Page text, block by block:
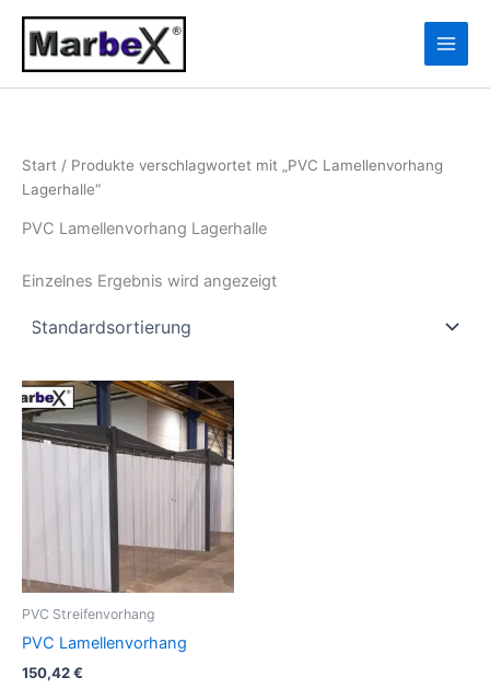
Zum
Inhalt
springen
Start / Produkte verschlagwortet mit „PVC Lamellenvorhang
Lagerhalle“
PVC Lamellenvorhang Lagerhalle
Einzelnes Ergebnis wird angezeigt
PVC Streifenvorhang
PVC Lamellenvorhang
150,42€